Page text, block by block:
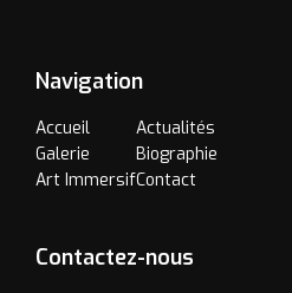
Navigation
Accueil
Galerie
Art Immersif
Actualités
Biographie
Contact
Contactez-nous